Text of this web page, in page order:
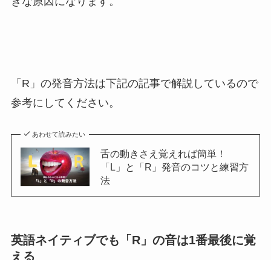
「R」の発音方法は下記の記事で解説しているので
参考にしてください。
あわせて読みたい
舌の動きさえ覚えれば簡単！
「L」と「R」発音のコツと練習方
法
英語ネイティブでも「R」の音は1番最後に覚
える